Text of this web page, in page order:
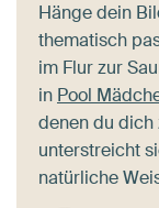
Hänge dein
thematisch
im Flur zur
in Pool
denen du dich
unterstreicht
natürliche